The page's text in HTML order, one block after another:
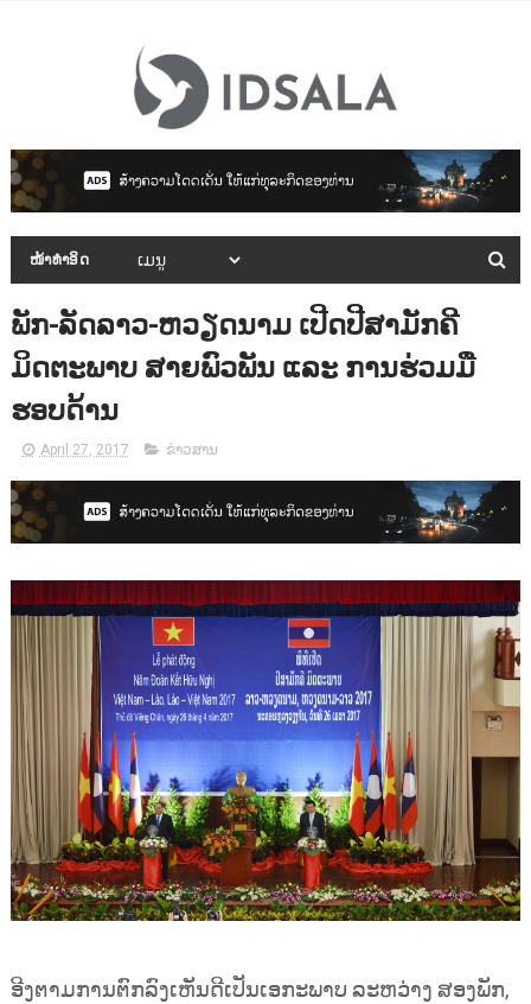
ໜ້າທຳອິດ
ພັກ-ລັດລາວ-ຫວຽດນາມ ເປີດປີສາມັກຄີ
ມິດຕະພາບ ສາຍພົວພັນ ແລະ ການຮ່ວມມື
ຮອບດ້ານ
April 27, 2017 ຂ່າວສານ
ອີງຕາມການຕົກລົງເຫັນດີເປັນເອກະພາບ ລະຫວ່າງ ສອງພັກ,